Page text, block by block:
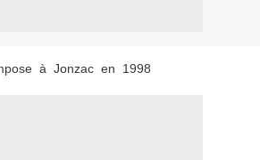
à Jonzac en 1998